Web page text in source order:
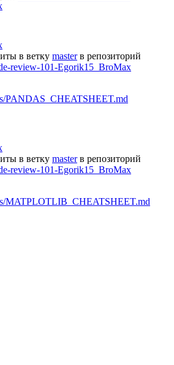
в ветку master в репозиторий
review-101-Egorik15_BroMax
PANDAS_CHEATSHEET.md
в ветку master в репозиторий
review-101-Egorik15_BroMax
MATPLOTLIB_CHEATSHEET.md